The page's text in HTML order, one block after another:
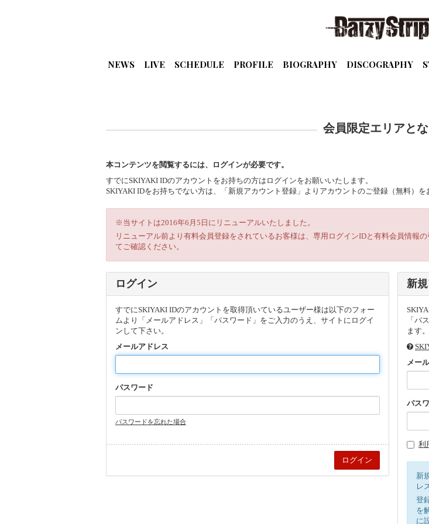
NEWS LIVE SCHEDULE PROFILE BIOGRAPHY DISCOGRAPHY
会員限定エリアと
本コンテンツを閲覧するには、ログインが必要です。
すでにSKIYAKI IDのアカウントをお持ちの方はログインをお願いいたします。
SKIYAKI IDをお持ちでない方は、「新規アカウント登録」よりアカウントのご登録（無料）を
※当サイトは2016年6月5日にリニューアルいたしました。
リニューアル前より有料会員登録をされているお客様は、専用ログインIDと有料会員情報
てご確認ください。
ログイン
すでにSKIYAKI IDのアカウントを取得頂いているユーザー様は以下のフォー
ムより「メールアドレス」「パスワード」をご入力のうえ、サイトにログイ
ンして下さい。
メールアドレス
パスワード
パスワードを忘れた場合
新
「パ
ます。
メー
パス
利
新
レ
登
を
に